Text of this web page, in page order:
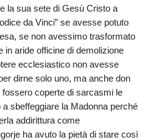
la sua sete di Gesù Cristo a
da Vinci” se avesse potuto
se non avessimo trasformato
in aride officine di demolizione
ecclesiastico non avesse
dirne solo uno, ma anche don
coperte di sarcasmi le
sbeffeggiare la Madonna perché
addirittura come
ha avuto la pietà di stare così